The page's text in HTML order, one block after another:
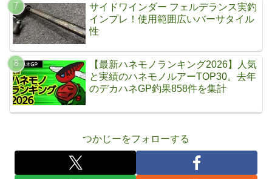
サイドワインダー フェルデランス実釣
インプレ！使用範囲広いバーサタイル
性
【最新ハネモノランキング2026】人気
と実績のハネモノルアーTOP30。去年
のデカハネGP釣果858件を集計
つかじーをフォローする